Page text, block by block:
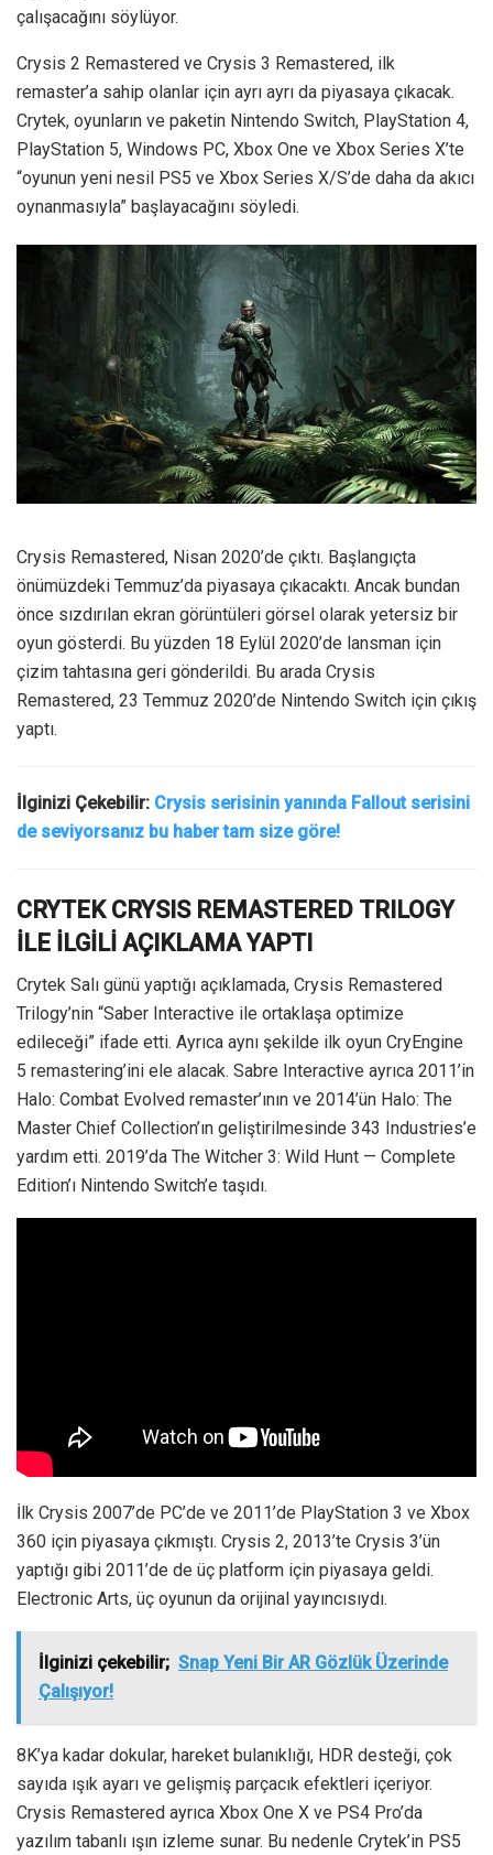
çalışacağını söylüyor.
Crysis 2 Remastered ve Crysis 3 Remastered, ilk
remaster’a sahip olanlar için ayrı ayrı da piyasaya çıkacak.
Crytek, oyunların ve paketin Nintendo Switch, PlayStation 4,
PlayStation 5, Windows PC, Xbox One ve Xbox Series X’te
“oyunun yeni nesil PS5 ve Xbox Series X/S’de daha da akıcı
oynanmasıyla” başlayacağını söyledi.
Crysis Remastered, Nisan 2020’de çıktı. Başlangıçta
önümüzdeki Temmuz’da piyasaya çıkacaktı. Ancak bundan
önce sızdırılan ekran görüntüleri görsel olarak yetersiz bir
oyun gösterdi. Bu yüzden 18 Eylül 2020’de lansman için
çizim tahtasına geri gönderildi. Bu arada Crysis
Remastered, 23 Temmuz 2020’de Nintendo Switch için çıkış
yaptı.
İlginizi Çekebilir: Crysis serisinin yanında Fallout serisini
de seviyorsanız bu haber tam size göre!
CRYTEK CRYSIS REMASTERED TRILOGY
İLE İLGİLİ AÇIKLAMA YAPTI
Crytek Salı günü yaptığı açıklamada, Crysis Remastered
Trilogy’nin “Saber Interactive ile ortaklaşa optimize
edileceği” ifade etti. Ayrıca aynı şekilde ilk oyun CryEngine
5 remastering’ini ele alacak. Sabre Interactive ayrıca 2011’in
Halo: Combat Evolved remaster’ının ve 2014’ün Halo: The
Master Chief Collection’ın geliştirilmesinde 343 Industries’e
yardım etti. 2019’da The Witcher 3: Wild Hunt — Complete
Edition’ı Nintendo Switch’e taşıdı.
İlk Crysis 2007’de PC’de ve 2011’de PlayStation 3 ve Xbox
360 için piyasaya çıkmıştı. Crysis 2, 2013’te Crysis 3’ün
yaptığı gibi 2011’de de üç platform için piyasaya geldi.
Electronic Arts, üç oyunun da orijinal yayıncısıydı.
İlginizi çekebilir; Snap Yeni Bir AR Gözlük Üzerinde
Çalışıyor!
8K’ya kadar dokular, hareket bulanıklığı, HDR desteği, çok
sayıda ışık ayarı ve gelişmiş parçacık efektleri içeriyor.
Crysis Remastered ayrıca Xbox One X ve PS4 Pro’da
yazılım tabanlı ışın izleme sunar. Bu nedenle Crytek’in PS5